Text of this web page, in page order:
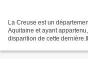
La Creuse est un
Aquitaine et ayant
disparition de cette